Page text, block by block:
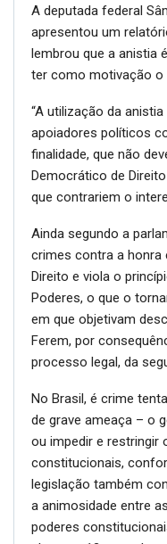
A deputada federal
apresentou um
lembrou que a anistia
ter como motivação o
“A utilização da
apoiadores políticos
finalidade, que não
Democrático de
que contrariem o
Ainda segundo a
crimes contra a honra
Direito e viola o
Poderes, o que o
em que objetivam
Ferem, por
processo legal, da
No Brasil, é crime
de grave ameaça – o
ou impedir e restringir
constitucionais,
legislação também
a animosidade entre
poderes